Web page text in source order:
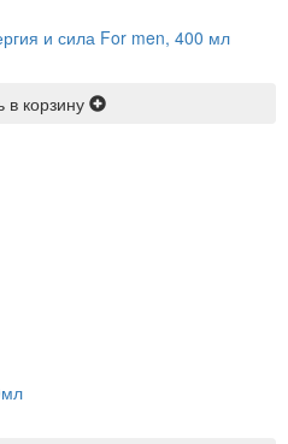
и сила For men, 400 мл
в корзину